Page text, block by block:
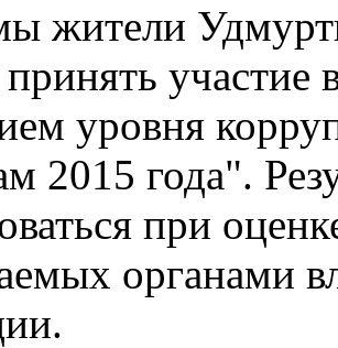
жители
принять
уровня
2015 года".
при
органами